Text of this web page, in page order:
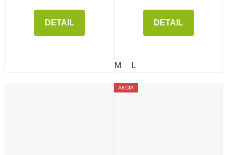
DETAIL DETAIL
M L
AKCIA